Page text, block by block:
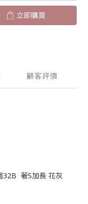
立即購買
顧客評價
著S加長 花灰